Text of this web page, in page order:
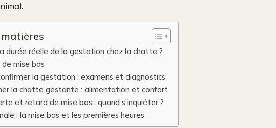
durée réelle de la gestation chez la chatte ?
mise bas
la gestation : examens et diagnostics
la chatte gestante : alimentation et confort
et retard de mise bas : quand s’inquiéter ?
: la mise bas et les premières heures